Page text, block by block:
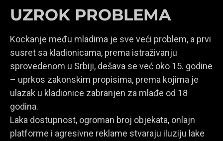
UZROK PROBLEMA
Kockanje među mladima je sve veći problem, a prvi
susret sa kladionicama, prema istraživanju
sprovedenom u Srbiji, dešava se već oko 15. godine
– uprkos zakonskim propisima, prema kojima je
ulazak u kladionice zabranjen za mlađe od 18
godina.
Laka dostupnost, ogroman broj objekata, onlajn
platforme i agresivne reklame stvaraju iluziju lake